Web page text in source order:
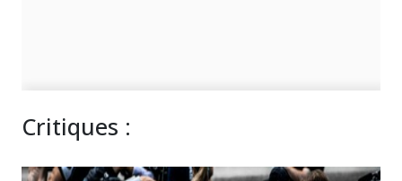
Critiques :